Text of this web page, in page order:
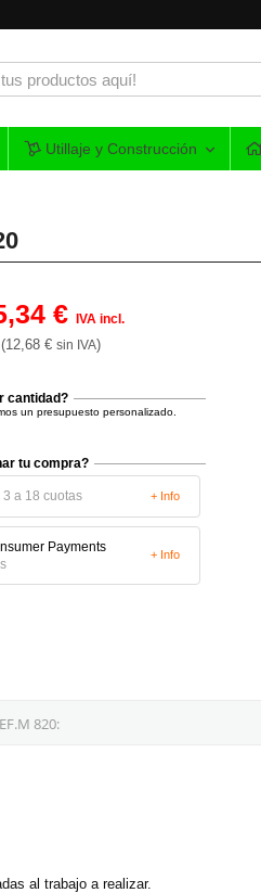
Utillaje y Construcción
€IVA incl.
(12,68 €sin IVA)
cantidad?
un presupuesto personalizado.
tu compra?
3 a 18 cuotas + Info
+ Info
820:
al trabajo a realizar.